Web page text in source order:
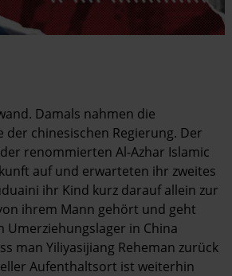
Damals nahmen die
chinesischen Regierung. Der
renommierten Al-Azhar Islamic
auf und erwarteten ihr zweites
ihr Kind kurz darauf allein zur
ihrem Mann gehört und geht
Umerziehungslager in China
man Yiliyasijiang Reheman zurück
Aufenthaltsort ist weiterhin